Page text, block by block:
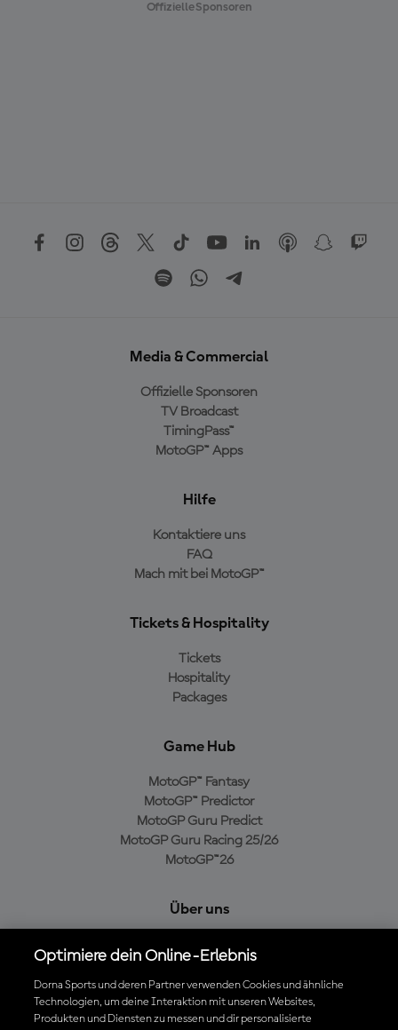
Offizielle Sponsoren
Media & Commercial
Offizielle Sponsoren
TV Broadcast
TimingPass™
MotoGP™ Apps
Hilfe
Kontaktiere uns
FAQ
Mach mit bei MotoGP™
Tickets & Hospitality
Tickets
Hospitality
Packages
Game Hub
MotoGP™ Fantasy
MotoGP™ Predictor
MotoGP Guru Predict
MotoGP Guru Racing 25/26
MotoGP™26
Über uns
Cookie-Richtlinien
Geschäftsbedingungen
Datenschutzrichtlinien
Kaufrichtlinie
Optimiere dein Online-Erlebnis
Dorna Sports und deren Partner verwenden Cookies und ähnliche
Technologien, um deine Interaktion mit unseren Websites,
Produkten und Diensten zu messen und dir personalisierte